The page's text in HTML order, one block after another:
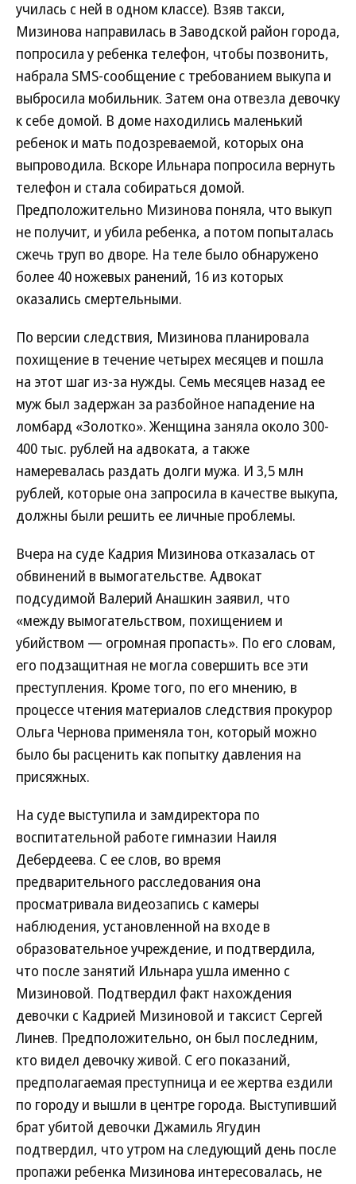
училась с ней в одном классе). Взяв такси,
Мизинова направилась в Заводской район города,
попросила у ребенка телефон, чтобы позвонить,
набрала SMS-сообщение с требованием выкупа и
выбросила мобильник. Затем она отвезла девочку
к себе домой. В доме находились маленький
ребенок и мать подозреваемой, которых она
выпроводила. Вскоре Ильнара попросила вернуть
телефон и стала собираться домой.
Предположительно Мизинова поняла, что выкуп
не получит, и убила ребенка, а потом попыталась
сжечь труп во дворе. На теле было обнаружено
более 40 ножевых ранений, 16 из которых
оказались смертельными.
По версии следствия, Мизинова планировала
похищение в течение четырех месяцев и пошла
на этот шаг из-за нужды. Семь месяцев назад ее
муж был задержан за разбойное нападение на
ломбард «Золотко». Женщина заняла около 300-
400 тыс. рублей на адвоката, а также
намеревалась раздать долги мужа. И 3,5 млн
рублей, которые она запросила в качестве выкупа,
должны были решить ее личные проблемы.
Вчера на суде Кадрия Мизинова отказалась от
обвинений в вымогательстве. Адвокат
подсудимой Валерий Анашкин заявил, что
«между вымогательством, похищением и
убийством — огромная пропасть». По его словам,
его подзащитная не могла совершить все эти
преступления. Кроме того, по его мнению, в
процессе чтения материалов следствия прокурор
Ольга Чернова применяла тон, который можно
было бы расценить как попытку давления на
присяжных.
На суде выступила и замдиректора по
воспитательной работе гимназии Наиля
Дебердеева. С ее слов, во время
предварительного расследования она
просматривала видеозапись с камеры
наблюдения, установленной на входе в
образовательное учреждение, и подтвердила,
что после занятий Ильнара ушла именно с
Мизиновой. Подтвердил факт нахождения
девочки с Кадрией Мизиновой и таксист Сергей
Линев. Предположительно, он был последним,
кто видел девочку живой. С его показаний,
предполагаемая преступница и ее жертва ездили
по городу и вышли в центре города. Выступивший
брат убитой девочки Джамиль Ягудин
подтвердил, что утром на следующий день после
пропажи ребенка Мизинова интересовалась, не